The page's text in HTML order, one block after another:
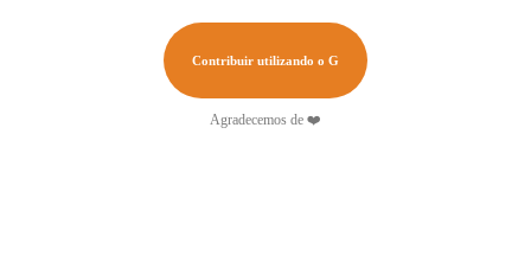
Contribuir utilizando o G
Agradecemos de ❤️